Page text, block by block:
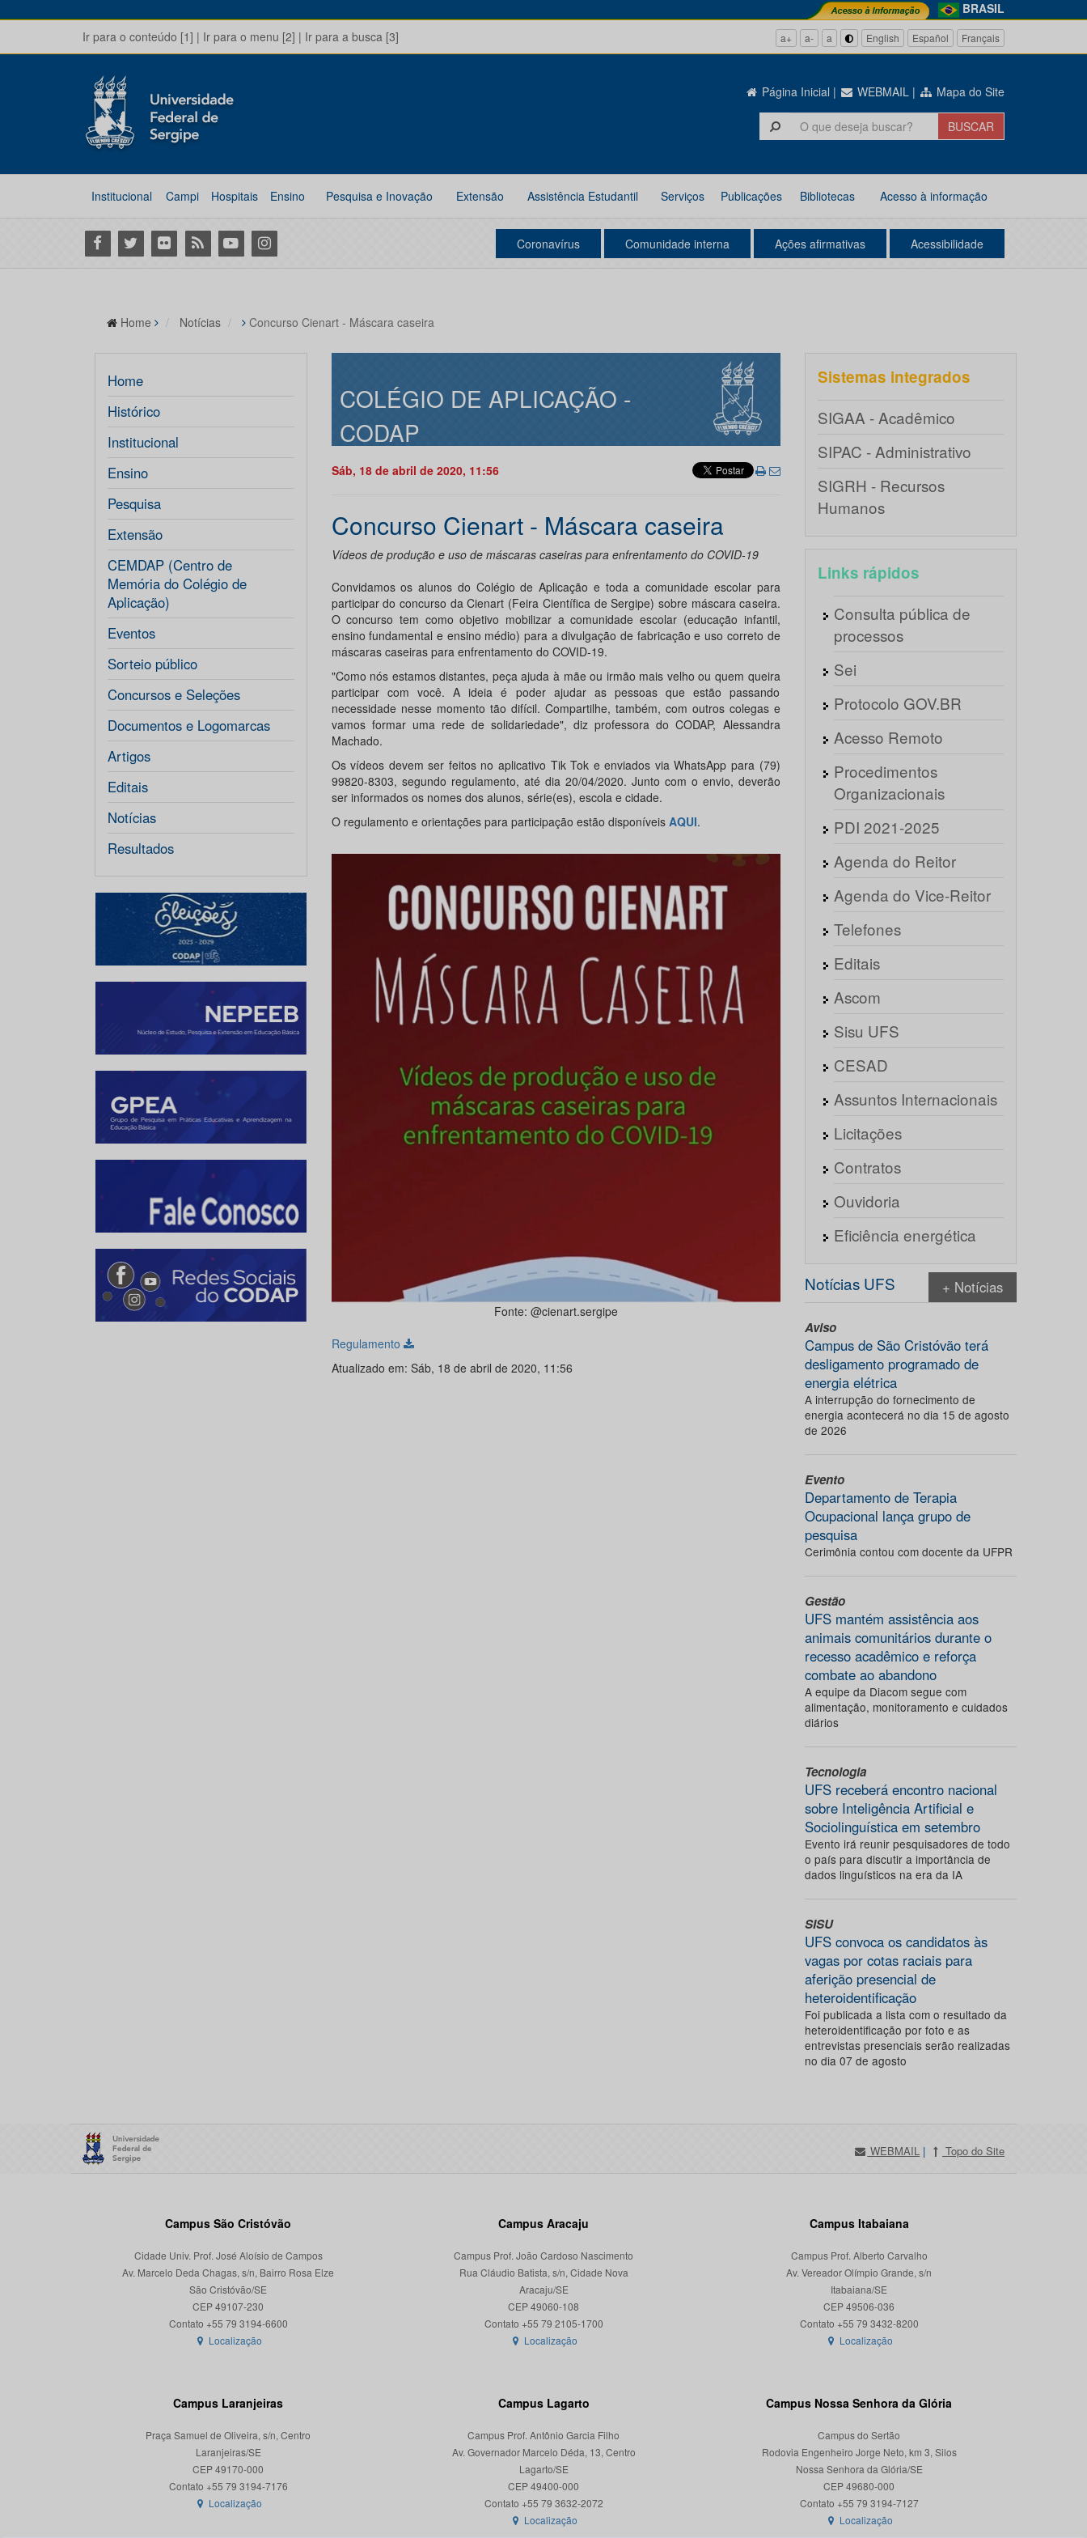
BRASIL
Ir para o conteúdo [1] | Ir para o menu [2] | Ir para a busca [3] a+ a- a English Español Français
Página Inicial | WEBMAIL | Mapa do Site
Institucional Campi Hospitais Ensino Pesquisa e Inovação Extensão Assistência Estudantil Serviços Publicações Bibliotecas Acesso à informação
Facebook
Twitter Flickr RSS YoutubeInstagram Coronavírus Comunidade interna Ações afirmativas Acessibilidade
Home Notícias Concurso Cienart - Máscara caseira
Home
Histórico
Institucional
Ensino
Pesquisa
Extensão
CEMDAP (Centro de
Memória do Colégio de
Aplicação)
Eventos
Sorteio público
Concursos e Seleções
Documentos e Logomarcas
Artigos
Editais
Notícias
Resultados
COLÉGIO DE APLICAÇÃO -
CODAP
Sáb, 18 de abril de 2020, 11:56
Concurso Cienart - Máscara caseira
Vídeos de produção e uso de máscaras caseiras para enfrentamento do COVID-19
Convidamos os alunos do Colégio de Aplicação e toda a comunidade escolar para
participar do concurso da Cienart (Feira Científica de Sergipe) sobre máscara caseira.
O concurso tem como objetivo mobilizar a comunidade escolar (educação infantil,
ensino fundamental e ensino médio) para a divulgação de fabricação e uso correto de
máscaras caseiras para enfrentamento do COVID-19.
"Como nós estamos distantes, peça ajuda à mãe ou irmão mais velho ou quem queira
participar com você. A ideia é poder ajudar as pessoas que estão passando
necessidade nesse momento tão difícil. Compartilhe, também, com outros colegas e
vamos formar uma rede de solidariedade", diz professora do CODAP, Alessandra
Machado.
Os vídeos devem ser feitos no aplicativo Tik Tok e enviados via WhatsApp para (79)
99820-8303, segundo regulamento, até dia 20/04/2020. Junto com o envio, deverão
ser informados os nomes dos alunos, série(es), escola e cidade.
O regulamento e orientações para participação estão disponíveis AQUI.
Fonte: @cienart.sergipe
Regulamento
Atualizado em: Sáb, 18 de abril de 2020, 11:56
Sistemas integrados
SIGAA - Acadêmico
SIPAC - Administrativo
SIGRH - Recursos
Humanos
Links rápidos
Consulta pública de
processos
Sei
Protocolo GOV.BR
Acesso Remoto
Procedimentos
Organizacionais
PDI 2021-2025
Agenda do Reitor
Agenda do Vice-Reitor
Telefones
Editais
Ascom
Sisu UFS
CESAD
Assuntos Internacionais
Licitações
Contratos
Ouvidoria
Eficiência energética
Notícias UFS + Notícias
Aviso
Campus de São Cristóvão terá
desligamento programado de
energia elétrica
A interrupção do fornecimento de
energia acontecerá no dia 15 de agosto
de 2026
Evento
Departamento de Terapia
Ocupacional lança grupo de
pesquisa
Cerimônia contou com docente da UFPR
Gestão
UFS mantém assistência aos
animais comunitários durante o
recesso acadêmico e reforça
combate ao abandono
A equipe da Diacom segue com
alimentação, monitoramento e cuidados
diários
Tecnologia
UFS receberá encontro nacional
sobre Inteligência Artificial e
Sociolinguística em setembro
Evento irá reunir pesquisadores de todo
o país para discutir a importância de
dados linguísticos na era da IA
SISU
UFS convoca os candidatos às
vagas por cotas raciais para
aferição presencial de
heteroidentificação
Foi publicada a lista com o resultado da
heteroidentificação por foto e as
entrevistas presenciais serão realizadas
no dia 07 de agosto
WEBMAIL | Topo do Site
Campus São Cristóvão
Cidade Univ. Prof. José Aloísio de Campos
Av. Marcelo Deda Chagas, s/n, Bairro Rosa Elze
São Cristóvão/SE
CEP 49107-230
Localização
Campus Aracaju
Campus Prof. João Cardoso Nascimento
Rua Cláudio Batista, s/n, Cidade Nova
Aracaju/SE
CEP 49060-108
Localização
Campus Itabaiana
Campus Prof. Alberto Carvalho
Av. Vereador Olímpio Grande, s/n
Itabaiana/SE
CEP 49506-036
Localização
Campus Laranjeiras
Praça Samuel de Oliveira, s/n, Centro
Laranjeiras/SE
CEP 49170-000
Localização
Campus Lagarto
Campus Prof. Antônio Garcia Filho
Av. Governador Marcelo Déda, 13, Centro
Lagarto/SE
CEP 49400-000
Localização
Campus Nossa Senhora da Glória
Campus do Sertão
Rodovia Engenheiro Jorge Neto, km 3, Silos
Nossa Senhora da Glória/SE
CEP 49680-000
Contato +55 79 3194-7127
Localização